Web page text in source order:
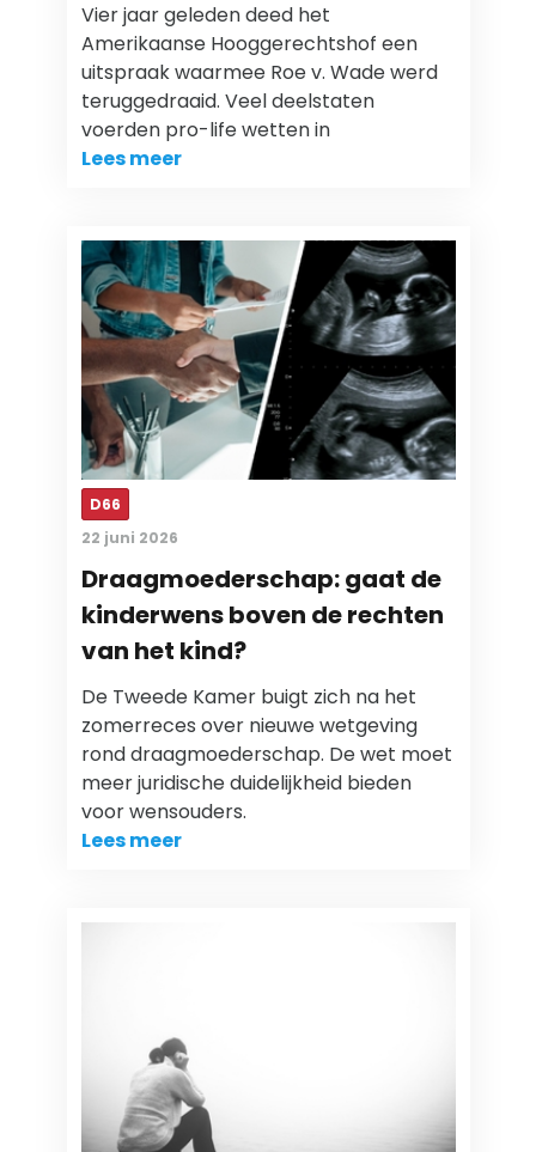
Vier jaar geleden deed het
Amerikaanse Hooggerechtshof een
uitspraak waarmee Roe v. Wade werd
teruggedraaid. Veel deelstaten
voerden pro-life wetten in
Lees meer
D66
22 juni 2026
Draagmoederschap: gaat de
kinderwens boven de rechten
van het kind?
De Tweede Kamer buigt zich na het
zomerreces over nieuwe wetgeving
rond draagmoederschap. De wet moet
meer juridische duidelijkheid bieden
voor wensouders.
Lees meer